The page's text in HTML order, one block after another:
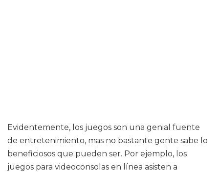
Evidentemente, los juegos son una genial fuente
de entretenimiento, mas no bastante gente sabe lo
beneficiosos que pueden ser. Por ejemplo, los
juegos para videoconsolas en línea asisten a